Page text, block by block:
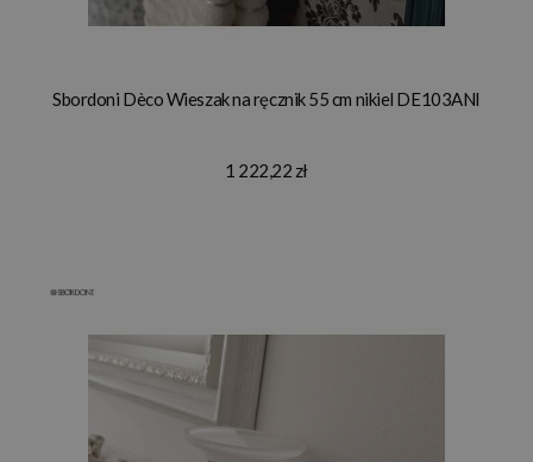
Sbordoni Dèco Wieszak na ręcznik 55 cm nikiel DE103ANI
1 222,22 zł